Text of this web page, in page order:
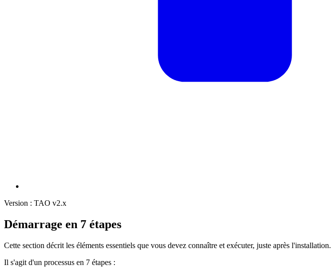
Version : TAO v2.x
Démarrage en 7 étapes
Cette section décrit les éléments essentiels que vous devez connaître et exécuter, juste après l'installation.
Il s'agit d'un processus en 7 étapes :